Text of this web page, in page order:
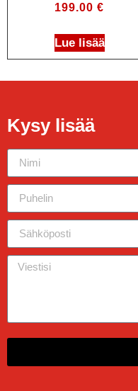
199.00 €
Lue lisää
Kysy lisää